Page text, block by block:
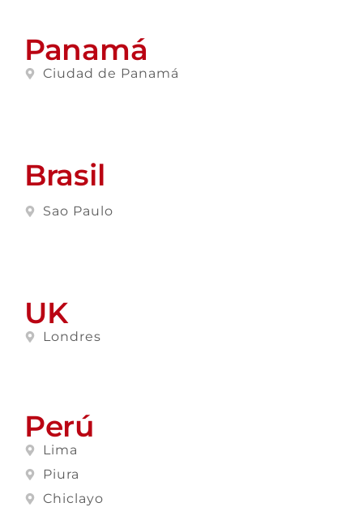
Panamá
Ciudad de Panamá
Brasil
Sao Paulo
UK
Londres
Perú
Lima
Piura
Chiclayo